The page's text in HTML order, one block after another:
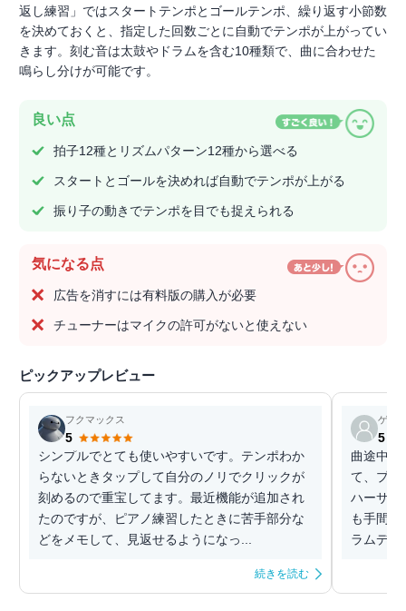
返し練習」ではスタートテンポとゴールテンポ、繰り返す小節数
を決めておくと、指定した回数ごとに自動でテンポが上がってい
きます。刻む音は太鼓やドラムを含む10種類で、曲に合わせた
鳴らし分けが可能です。
良い点
拍子12種とリズムパターン12種から選べる
スタートとゴールを決めれば自動でテンポが上がる
振り子の動きでテンポを目でも捉えられる
気になる点
広告を消すには有料版の購入が必要
チューナーはマイクの許可がないと使えない
ピックアップレビュー
フクマックス
5
シンプルでとても使いやすいです。テンポわか
らないときタップして自分のノリでクリックが
刻めるので重宝してます。最近機能が追加され
たのですが、ピアノ練習したときに苦手部分な
どをメモして、見返せるようになっ...
続きを読む
ゲス
5
曲途中の
て、プロ
ハーサル
も手間
ラムデー